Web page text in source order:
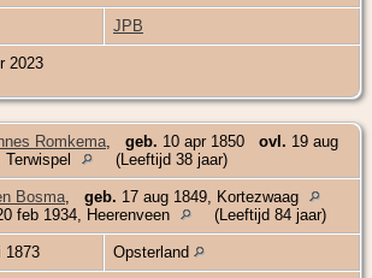
JPB
2023
Romkema geb. 10 apr 1850 ovl. 19 aug
Terwispel
(Leeftijd 38 jaar)
Bosma geb. 17 aug 1849, Kortezwaag
feb 1934, Heerenveen (Leeftijd 84 jaar)
1873 Opsterland